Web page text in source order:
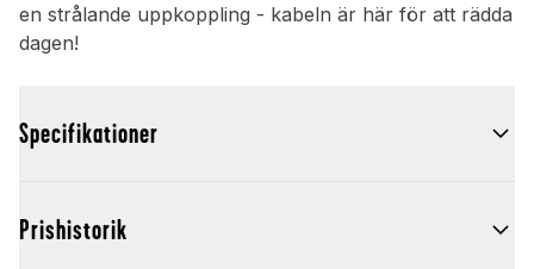
en strålande uppkoppling - kabeln är här för att rädda
dagen!
Specifikationer
Prishistorik